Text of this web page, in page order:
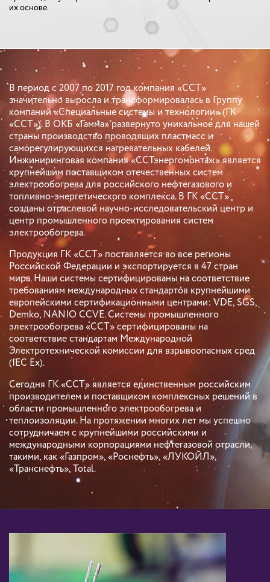
их основе.
В период с 2007 по 2017 год компания «ССТ»
значительно выросла и трансформировалась в Группу
компаний «Специальные системы и технологии» (ГК
«ССТ»). В ОКБ «Гамма» развернуто уникальное для нашей
страны производство проводящих пластмасс и
саморегулирующихся нагревательных кабелей.
Инжиниринговая компания «ССТэнергомонтаж» является
крупнейшим поставщиком отечественных систем
электрообогрева для российского нефтегазового и
топливно-энергетического комплекса. В ГК «ССТ»
созданы отраслевой научно-исследовательский центр и
центр промышленного проектирования систем
электрообогрева.
Продукция ГК «ССТ» поставляется во все регионы
Российской Федерации и экспортируется в 47 стран
мира. Наши системы сертифицированы на соответствие
требованиям международных стандартов крупнейшими
европейскими сертификационными центрами: VDE, SGS,
Demko, NANIO CCVE. Системы промышленного
электрообогрева «ССТ» сертифицированы на
соответствие стандартам Международной
Электротехнической комиссии для взрывоопасных сред
(IEC Ex).
Сегодня ГК «ССТ» является единственным российским
производителем и поставщиком комплексных решений в
области промышленного электрообогрева и
теплоизоляции. На протяжении многих лет мы успешно
сотрудничаем с крупнейшими российскими и
международными корпорациями нефтегазовой отрасли,
такими, как «Газпром», «Роснефть», «ЛУКОЙЛ»,
«Транснефть», Total.